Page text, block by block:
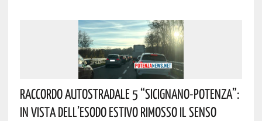
Raccordo Autostradale 5 “Sicignano-Potenza”:
In Vista Dell’esodo Estivo Rimosso Il Senso